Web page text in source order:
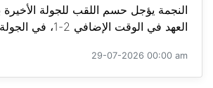
النجمة يؤجل حسم اللقب للجولة
العهد في الوقت الإضافي 2-1، في الجولة ال...
29-07-2026 00:00 am